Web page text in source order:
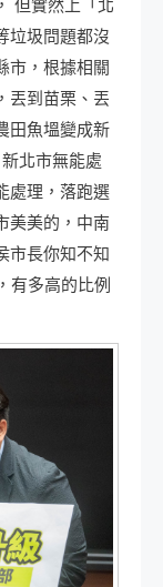
但實然上「北
垃圾問題都沒
市，根據相關
丟到苗栗、丟
田魚塭變成新
北市無能處
處理，落跑選
美美的，中南
市長你知不知
有多高的比例